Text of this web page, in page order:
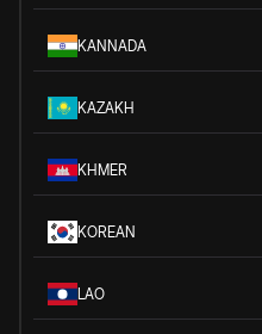
KANNADA
KAZAKH
KHMER
KOREAN
LAO